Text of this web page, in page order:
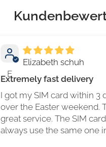
E
Elizabeth schuh
Extremely fast delivery
I got my SIM card within 3
over the Easter weekend.
great service. The SIM
always use the same one